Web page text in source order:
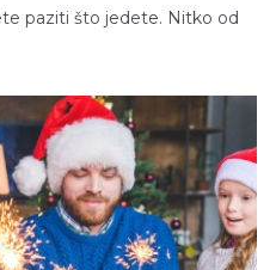
paziti što jedete. Nitko od